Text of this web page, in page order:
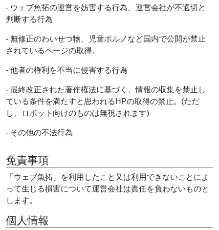
- ウェブ魚拓の運営を妨害する行為、運営会社が不適切と
判断する行為
- 無修正のわいせつ物、児童ポルノなど国内で公開が禁止
されているページの取得。
- 他者の権利を不当に侵害する行為
- 最終改正された著作権法に基づく、情報の収集を禁止し
ている条件を満たすと思われるHPの取得の禁止。(ただ
し、ロボット向けのものは無視されます)
- その他の不法行為
免責事項
「ウェブ魚拓」を利用したこと又は利用できないことによ
って生じる損害について運営会社は責任を負わないものと
します。
個人情報